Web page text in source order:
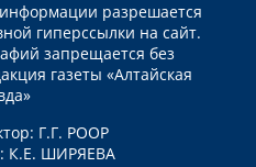
разрешается
гиперссылки на сайт.
запрещается без
газеты «Алтайская
Г.Г. РООР
К.Е. ШИРЯЕВА